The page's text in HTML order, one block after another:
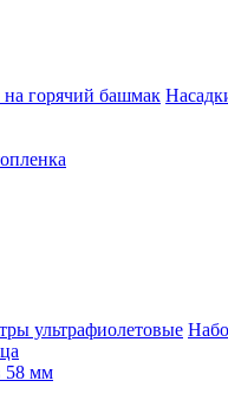
горячий башмак
ультрафиолетовые
58 мм